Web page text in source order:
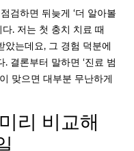
검하면 뒤늦게 ‘더 알아볼
. 저는 첫 충치 치료 때
는데요, 그 경험 덕분에
. 결론부터 말하면 ‘진료 범
맞으면 대부분 무난하게
리 비교해